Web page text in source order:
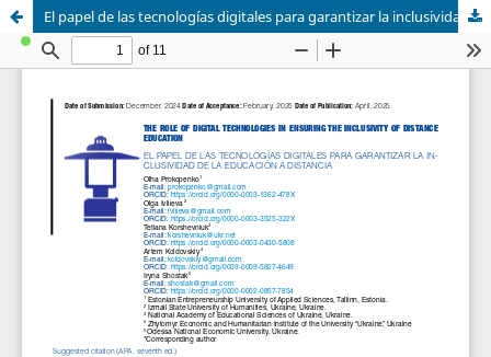
El papel de las tecnologías digitales para garantizar la inclusividad de la Educación a Distancia